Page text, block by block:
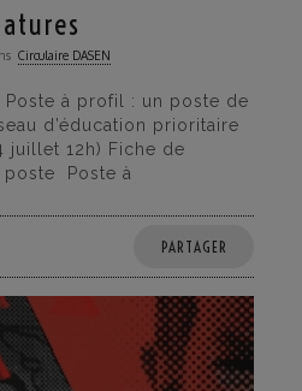
Circulaire DASEN
Poste à profil : un poste de
d’éducation prioritaire
juillet 12h) Fiche de
poste Poste à
PARTAGER